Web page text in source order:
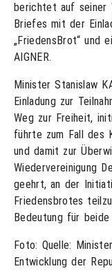
berichtet auf seiner
Briefes mit der
„FriedensBrot“ und
AIGNER.
Minister Stanislaw
Einladung zur
Weg zur Freiheit,
führte zum Fall des
und damit zur
Wiedervereinigung
geehrt, an der
Friedensbrotes
Bedeutung für
Foto: Quelle:
Entwicklung der